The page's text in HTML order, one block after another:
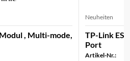
, Multi-mode,
Neuheiten
TP-Link
Port
Artikel-Nr.: